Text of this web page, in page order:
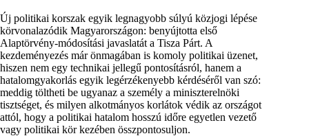
Új politikai korszak egyik legnagyobb súlyú közjogi lépése
körvonalazódik Magyarországon: benyújtotta első
Alaptörvény-módosítási javaslatát a Tisza Párt. A
kezdeményezés már önmagában is komoly politikai üzenet,
hiszen nem egy technikai jellegű pontosításról, hanem a
hatalomgyakorlás egyik legérzékenyebb kérdéséről van szó:
meddig töltheti be ugyanaz a személy a miniszterelnöki
tisztséget, és milyen alkotmányos korlátok védik az országot
attól, hogy a politikai hatalom hosszú időre egyetlen vezető
vagy politikai kör kezében összpontosuljon.